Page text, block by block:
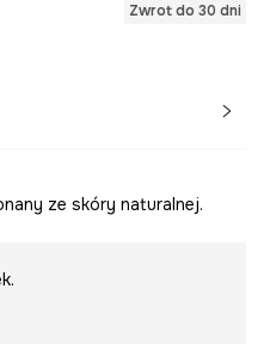
Zwrot do 30 dni
ze skóry naturalnej.